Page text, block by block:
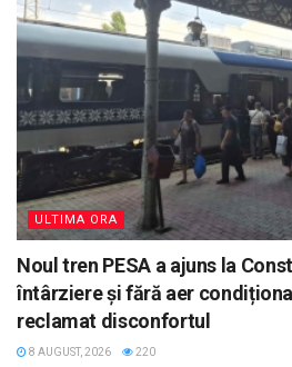
ULTIMA ORA
Noul tren PESA a ajuns la
întârziere și fără aer
reclamat disconfortul
8 AUGUST, 2026 220